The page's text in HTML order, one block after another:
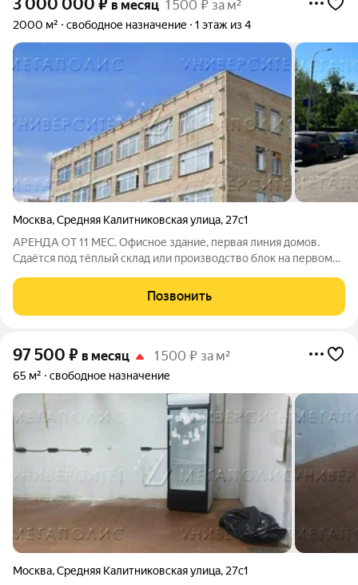
3 000 000 ₽ в месяц 1 500 ₽ за м²
2000 м² свободное назначение 1 этаж из 4
Москва,Средняя Калитниковская улица, 27с1
АРЕНДА ОТ 11 МЕС. Офисное здание, первая линия домов.
Сдаётся под тёплый склад или производство блок на первом
Стандартная отделка. Есть охрана. Электрическая мощность
50 кВт.УСН. Лот № 251604. С
Позвонить
97 500 ₽ в месяц 1 500 ₽ за м²
65 м² свободное назначение
Москва,Средняя Калитниковская улица, 27с1